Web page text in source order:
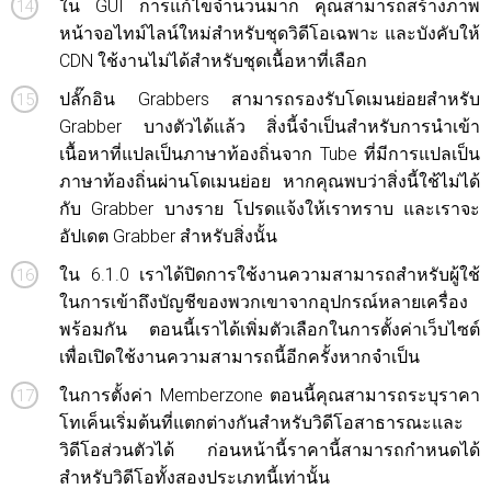
ใน GUI การแก้ไขจำนวนมาก คุณสามารถสร้างภาพ
หน้าจอไทม์ไลน์ใหม่สำหรับชุดวิดีโอเฉพาะ และบังคับให้
CDN ใช้งานไม่ได้สำหรับชุดเนื้อหาที่เลือก
ปลั๊กอิน Grabbers สามารถรองรับโดเมนย่อยสำหรับ
Grabber บางตัวได้แล้ว สิ่งนี้จำเป็นสำหรับการนำเข้า
เนื้อหาที่แปลเป็นภาษาท้องถิ่นจาก Tube ที่มีการแปลเป็น
ภาษาท้องถิ่นผ่านโดเมนย่อย หากคุณพบว่าสิ่งนี้ใช้ไม่ได้
กับ Grabber บางราย โปรดแจ้งให้เราทราบ และเราจะ
อัปเดต Grabber สำหรับสิ่งนั้น
ใน 6.1.0 เราได้ปิดการใช้งานความสามารถสำหรับผู้ใช้
ในการเข้าถึงบัญชีของพวกเขาจากอุปกรณ์หลายเครื่อง
พร้อมกัน ตอนนี้เราได้เพิ่มตัวเลือกในการตั้งค่าเว็บไซต์
เพื่อเปิดใช้งานความสามารถนี้อีกครั้งหากจำเป็น
ในการตั้งค่า Memberzone ตอนนี้คุณสามารถระบุราคา
โทเค็นเริ่มต้นที่แตกต่างกันสำหรับวิดีโอสาธารณะและ
วิดีโอส่วนตัวได้ ก่อนหน้านี้ราคานี้สามารถกำหนดได้
สำหรับวิดีโอทั้งสองประเภทนี้เท่านั้น